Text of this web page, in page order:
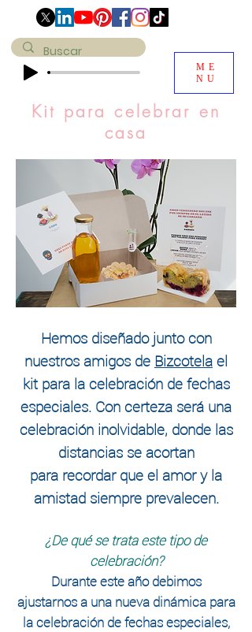
ME
NU
Kit para celebrar en
casa
Hemos diseñado junto con
nuestros amigos de Bizcotela el
kit para la celebración de fechas
especiales. Con certeza será una
celebración inolvidable, donde las
distancias se acortan
para recordar que el amor y la
amistad siempre prevalecen.
¿De qué se trata este tipo de
celebración?
Durante este año debimos
ajustarnos a una nueva dinámica para
lacelebraciónde fechas especiales,